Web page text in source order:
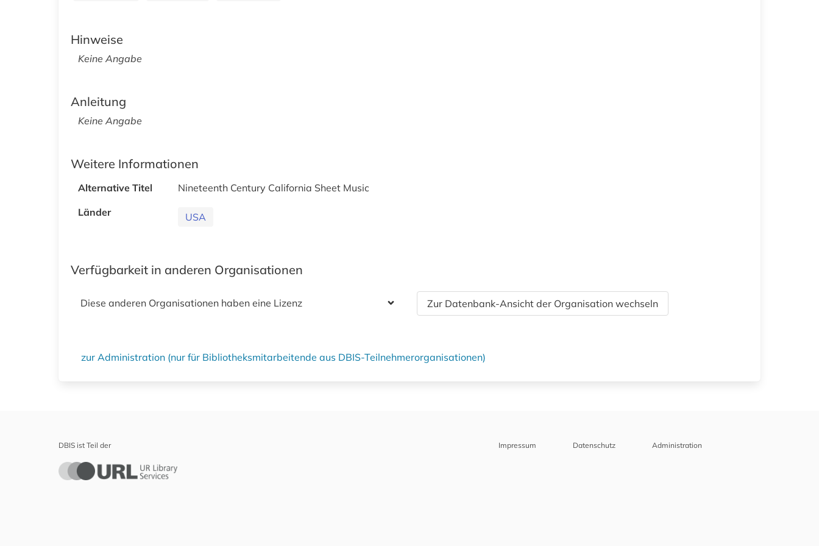
Hinweise
Keine Angabe
Anleitung
Keine Angabe
Weitere Informationen
Alternative Titel
Nineteenth Century California Sheet Music
Länder
USA
Verfügbarkeit in anderen Organisationen
Diese anderen Organisationen haben eine Lizenz Zur Datenbank-Ansicht der Organisation wechseln
zur Administration (nur für Bibliotheksmitarbeitende aus DBIS-Teilnehmerorganisationen)
DBIS ist Teil der Impressum Datenschutz Administration